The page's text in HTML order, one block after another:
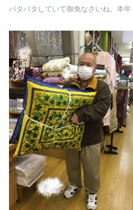
バタバタしていて御免なさいね。本